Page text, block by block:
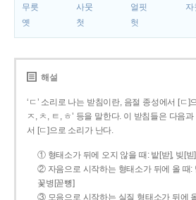
무릇
사뭇 얼핏 자
옛
첫 헛
해설
‘ㄷ’ 소리로 나는 받침이란, 음절 종성에서 [ㄷ]
ㅈ, ㅊ, ㅌ, ㅎ’ 등을 말한다. 이 받침들은 다음
서 [ㄷ]으로 소리가 난다.
① 형태소가 뒤에 오지 않을 때: 밭[받], 빚[빋
② 자음으로 시작하는 형태소가 뒤에 올 때:
꽃병[꼳뼝]
③ 모음으로 시작하는 실질 형태소가 뒤에